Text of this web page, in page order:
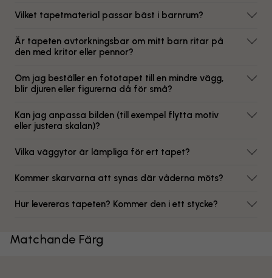
Vilket tapetmaterial passar bäst i barnrum?
Är tapeten avtorkningsbar om mitt barn ritar på
den med kritor eller pennor?
Om jag beställer en fototapet till en mindre vägg,
blir djuren eller figurerna då för små?
Kan jag anpassa bilden (till exempel flytta motiv
eller justera skalan)?
Vilka väggytor är lämpliga för ert tapet?
Kommer skarvarna att synas där våderna möts?
Hur levereras tapeten? Kommer den i ett stycke?
Matchande Färg